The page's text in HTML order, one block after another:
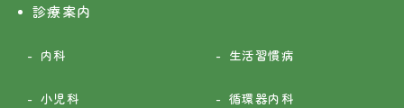
診療案内
内科 生活習慣病
小児科 循環器内科